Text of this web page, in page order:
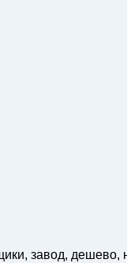
завод, дешево,